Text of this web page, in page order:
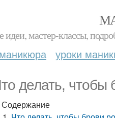
идеи, мастер-классы,
уроки
делать, чтобы
Содержание